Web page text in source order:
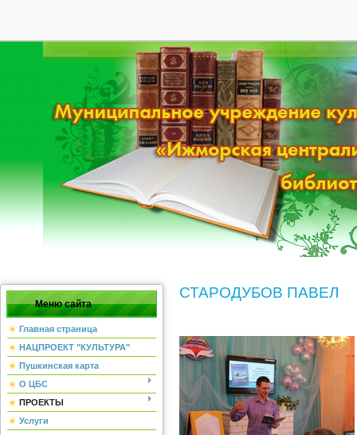
Меню сайта
Главная страница
НАЦПРОЕКТ "КУЛЬТУРА"
Пушкинская карта
О ЦБС
ПРОЕКТЫ
Услуги
СТАРОДУБОВ ПАВЕЛ